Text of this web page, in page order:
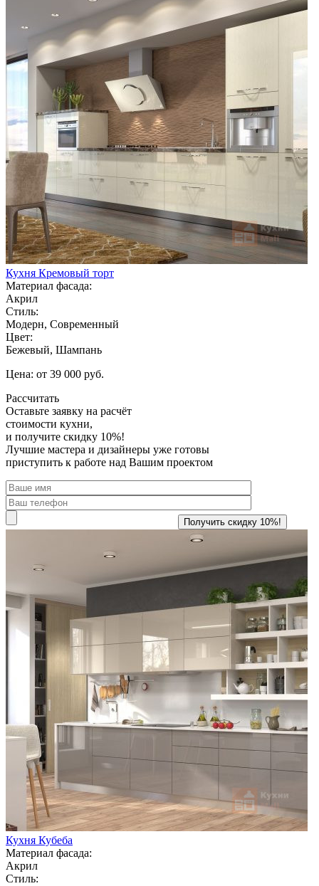
Кухня Кремовый торт
Материал фасада:
Акрил
Стиль:
Модерн, Современный
Цвет:
Бежевый, Шампань
Цена: от 39 000 руб.
Рассчитать
Оставьте заявку на расчёт
стоимости кухни,
и получите скидку 10%!
Лучшие мастера и дизайнеры уже готовы
приступить к работе над Вашим проектом
Кухня Кубеба
Материал фасада:
Акрил
Стиль: